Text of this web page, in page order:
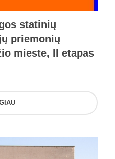
statinių
priemonių
mieste, II etapas